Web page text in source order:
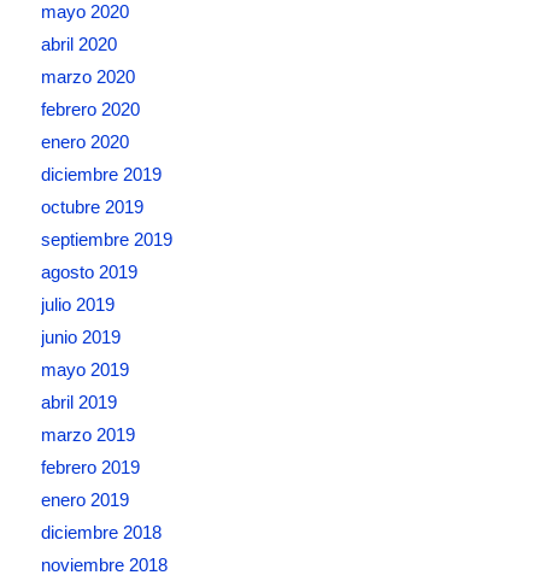
mayo 2020
abril 2020
marzo 2020
febrero 2020
enero 2020
diciembre 2019
octubre 2019
septiembre 2019
agosto 2019
julio 2019
junio 2019
mayo 2019
abril 2019
marzo 2019
febrero 2019
enero 2019
diciembre 2018
noviembre 2018